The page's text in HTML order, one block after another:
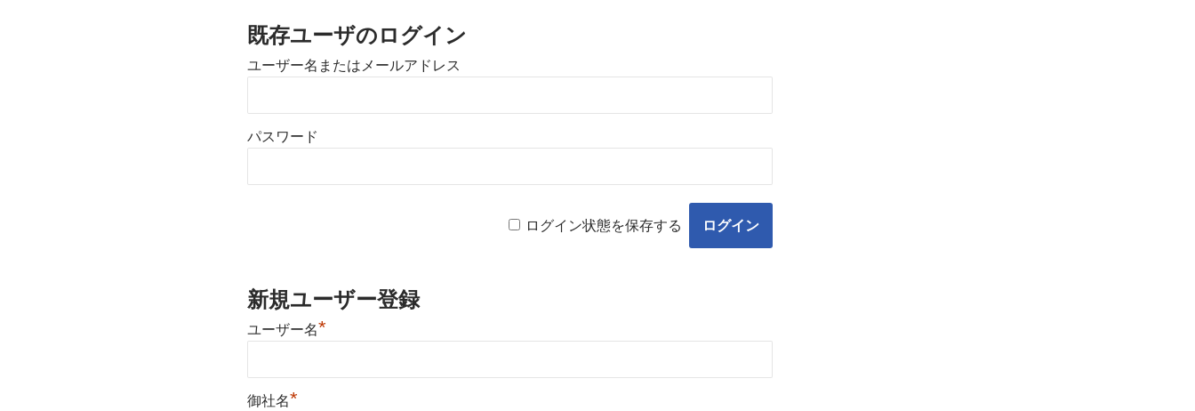
既存ユーザのログイン
ユーザー名またはメールアドレス
パスワード
ログイン状態を保存する
新規ユーザー登録
ユーザー名*
御社名*